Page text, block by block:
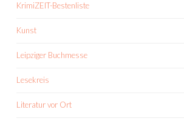
KrimiZEIT-Bestenliste
Kunst
Leipziger Buchmesse
Lesekreis
Literatur vor Ort